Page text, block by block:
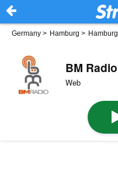
Germany > Hamburg > Hamburg
BM Radio
Web